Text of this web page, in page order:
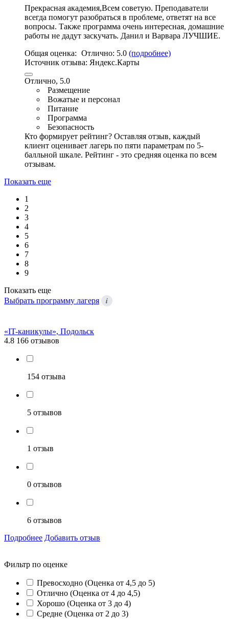
Прекрасная академия,Всем советую. Преподаватели
всегда помогут разобраться в проблеме, ответят на все
вопросы. Также программа очень интересная, домашние
работы не дадут заскучать. Данил и Варвара ЛУЧШИЕ.
Общая оценка: Отлично: 5.0 (подробнее)
Источник отзыва: Яндекс.Карты
Отлично, 5.0
Размещение
Вожатые и персонал
Питание
Программа
Безопасность
Кто формирует рейтинг? Оставляя отзыв, каждый
клиент оценивает лагерь по пяти параметрам по 5-
балльной шкале. Рейтинг - это средняя оценка по всем
отзывам.
Показать еще
1
2
3
4
5
6
7
8
9
Показать еще
Выбрать программу лагеря
i
«IT-каникулы», Подольск
4.8 166 отзывов
154 отзыва
5 отзывов
1 отзыв
0 отзывов
6 отзывов
Подробнее Добавить отзыв
Фильтр по оценке
Превосходно (Оценка от 4,5 до 5)
Отлично (Оценка от 4 до 4,5)
Хорошо (Оценка от 3 до 4)
Средне (Оценка от 2 до 3)